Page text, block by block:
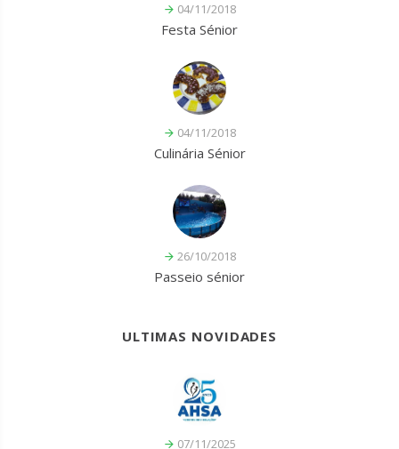
04/11/2018
Festa Sénior
04/11/2018
Culinária Sénior
26/10/2018
Passeio sénior
ULTIMAS NOVIDADES
07/11/2025